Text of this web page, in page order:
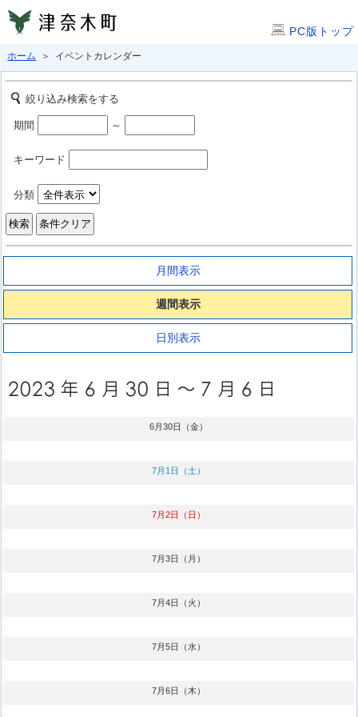
PC版トップ
ホーム ＞ イベントカレンダー
絞り込み検索をする
期間 ～
キーワード
分類
月間表示
週間表示
日別表示
6月30日（金）
7月1日（土）
7月2日（日）
7月3日（月）
7月4日（火）
7月5日（水）
7月6日（木）